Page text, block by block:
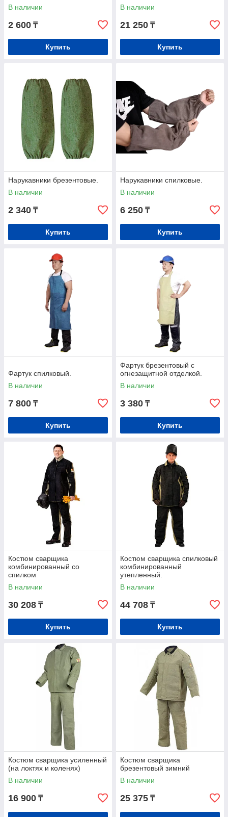
В наличии
2 600 ₸
Купить
В наличии
21 250 ₸
Купить
Нарукавники брезентовые.
В наличии
2 340 ₸
Купить
Нарукавники спилковые.
В наличии
6 250 ₸
Купить
Фартук спилковый.
В наличии
7 800 ₸
Купить
Фартук брезентовый с
огнезащитной отделкой.
В наличии
3 380 ₸
Купить
Костюм сварщика
комбинированный со
спилком
В наличии
30 208 ₸
Купить
Костюм сварщика спилковый
комбинированный
утепленный.
В наличии
44 708 ₸
Купить
Костюм сварщика усиленный
(на локтях и коленях)
В наличии
16 900 ₸
Костюм сварщика
брезентовый зимний
В наличии
25 375 ₸